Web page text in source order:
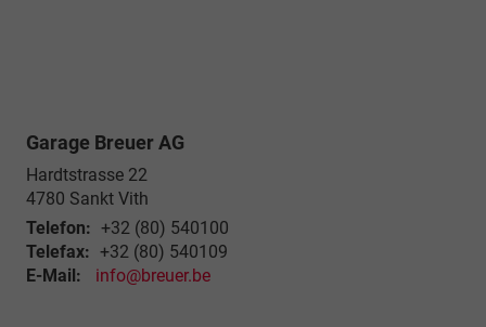
Garage Breuer AG
Hardtstrasse 22
4780 Sankt Vith
Telefon: +32 (80) 540100
Telefax: +32 (80) 540109
E-Mail:
info@breuer.be